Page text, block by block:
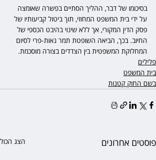
בסיכומו של דבר, ההליך הסתיים בפשרה שאומצה
על ידי בית המשפט המחוזי, תוך ביטול קביעותיו של
פסק הדין המקורי, אך ללא שינוי בהיבט הכספי של
החיוב. בכך, הביאה השופטת תמר נאות-פרי לסיום
המחלוקת המשפטית בין הצדדים בצורה מוסכמת.
פלילים
בית המשפט
בשם החוק קטנות
פוסטים אחרונים הצג הכול